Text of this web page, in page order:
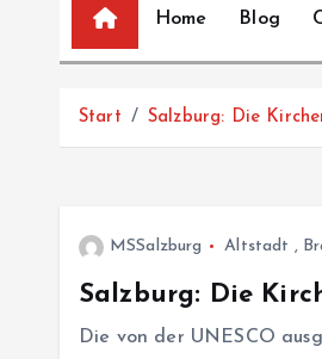
Home Blog
Start Salzburg: Die
MSSalzburg Altstadt ,
Salzburg: Die
Die von der UNESCO